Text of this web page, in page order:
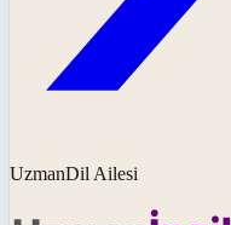
UzmanDil Ailesi